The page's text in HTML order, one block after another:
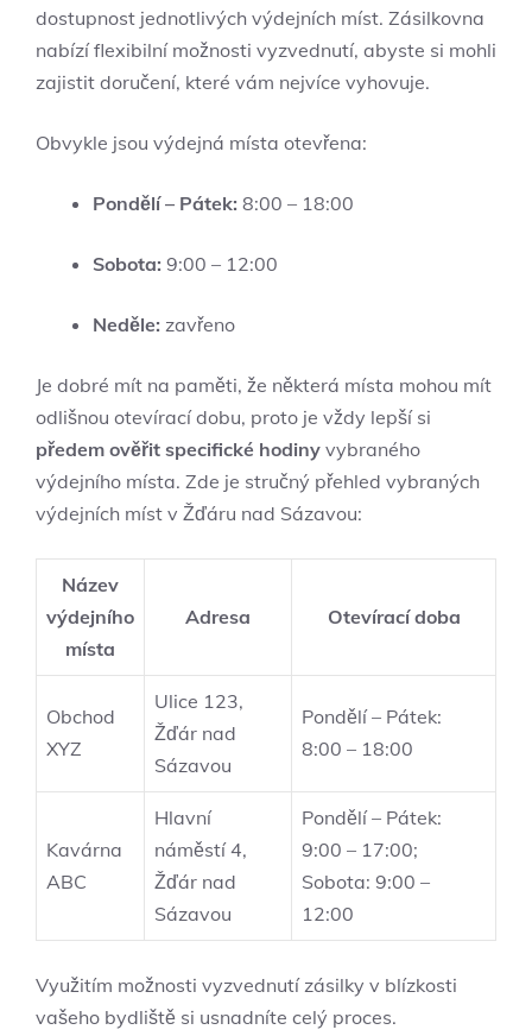
dostupnost jednotlivých výdejních míst. Zásilkovna
nabízí flexibilní možnosti vyzvednutí, abyste si mohli
zajistit doručení, které vám nejvíce vyhovuje.
Obvykle jsou výdejná místa otevřena:
Pondělí – Pátek: 8:00 – 18:00
Sobota: 9:00 – 12:00
Neděle: zavřeno
Je dobré mít na paměti, že některá místa mohou mít
odlišnou otevírací dobu, proto je vždy lepší si
předem ověřit specifické hodiny vybraného
výdejního místa. Zde je stručný přehled vybraných
výdejních míst v Žďáru nad Sázavou:
Název
výdejního
místa
Adresa Otevírací doba
Obchod
XYZ
Ulice 123,
Žďár nad
Sázavou
Pondělí – Pátek:
8:00 – 18:00
Kavárna
ABC
Hlavní
náměstí 4,
Žďár nad
Sázavou
Pondělí – Pátek:
9:00 – 17:00;
Sobota: 9:00 –
12:00
Využitím možnosti vyzvednutí zásilky v blízkosti
vašeho bydliště si usnadníte celý proces.